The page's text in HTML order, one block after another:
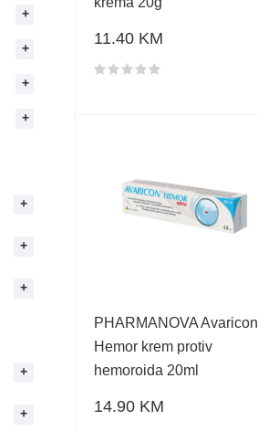
11.40 KM
PHARMANOVA Avaricon
Hemor krem protiv
hemoroida 20ml
14.90 KM